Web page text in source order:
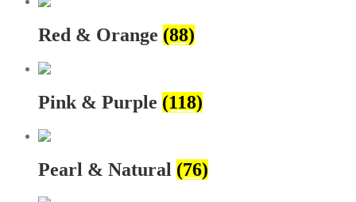
Red & Orange (88)
Pink & Purple (118)
Pearl & Natural (76)